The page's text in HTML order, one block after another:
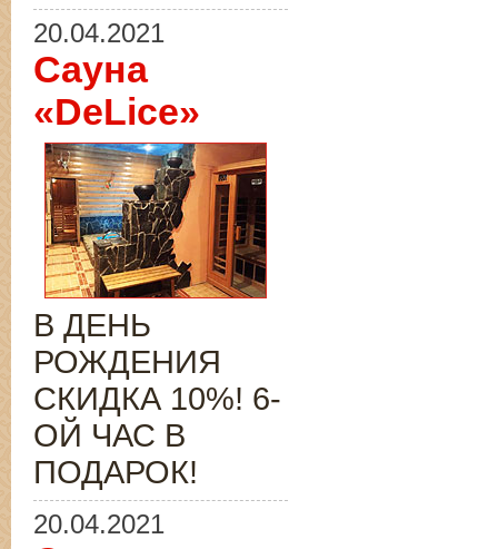
20.04.2021
Сауна
«DeLice»
В ДЕНЬ
РОЖДЕНИЯ
СКИДКА 10%! 6-
ОЙ ЧАС В
ПОДАРОК!
20.04.2021